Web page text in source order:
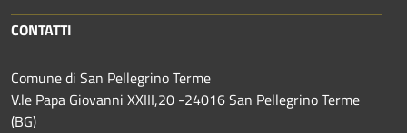
CONTATTI
Comune di San Pellegrino Terme
V.le Papa Giovanni XXIII,20 -24016 San Pellegrino Terme
(BG)